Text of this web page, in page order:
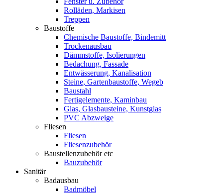
Rolläden, Markisen
Treppen
Baustoffe
Chemische Baustoffe, Bindemitt
Trockenausbau
Dämmstoffe, Isolierungen
Bedachung, Fassade
Entwässerung, Kanalisation
Steine, Gartenbaustoffe, Wegeb
Baustahl
Fertigelemente, Kaminbau
Glas, Glasbausteine, Kunstglas
PVC Abzweige
Fliesen
Fliesen
Fliesenzubehör
Baustellenzubehör etc
Bauzubehör
Sanitär
Badausbau
Badmöbel